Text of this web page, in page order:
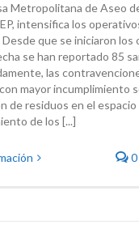
Metropolitana de Aseo
intensifica los
Desde que se iniciaron los
se han reportado 85
las
mayor incumplimiento
de residuos en el espacio
de los [...]
0